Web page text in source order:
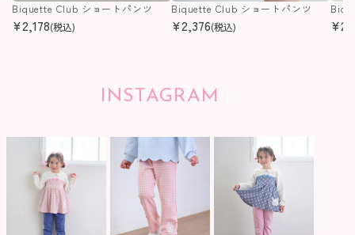
Biquette Club ショートパンツ
¥2,178(税込)
Biquette Club ショートパンツ
¥2,376(税込) ¥
INSTAGRAM